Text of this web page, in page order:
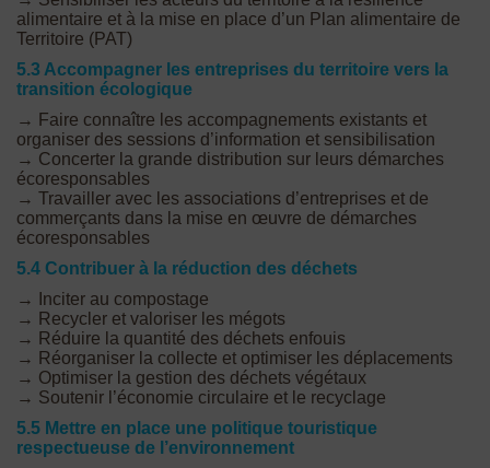
alimentaire et à la mise en place d’un Plan alimentaire de
Territoire (PAT)
5.3 Accompagner les entreprises du territoire vers la
transition écologique
→ Faire connaître les accompagnements existants et
organiser des sessions d’information et sensibilisation
→ Concerter la grande distribution sur leurs démarches
écoresponsables
→ Travailler avec les associations d’entreprises et de
commerçants dans la mise en œuvre de démarches
écoresponsables
5.4 Contribuer à la réduction des déchets
→ Inciter au compostage
→ Recycler et valoriser les mégots
→ Réduire la quantité des déchets enfouis
→ Réorganiser la collecte et optimiser les déplacements
→ Optimiser la gestion des déchets végétaux
→ Soutenir l’économie circulaire et le recyclage
5.5 Mettre en place une politique touristique
respectueuse de l’environnement